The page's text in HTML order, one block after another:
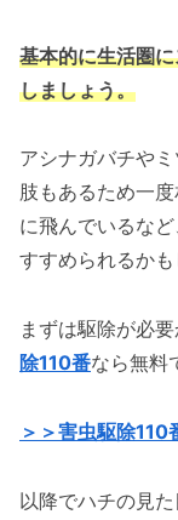
基本的に生活圏
しましょう。
アシナガバチや
肢もあるため一
に飛んでいるな
すすめられるかも
まずは駆除が必
除110番なら無料
＞＞害虫駆除
以降でハチの見